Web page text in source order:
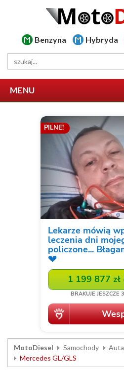
Benzyna Hybryda
MENU
MotoDiesel Samochody
Mercedes GL/GLS